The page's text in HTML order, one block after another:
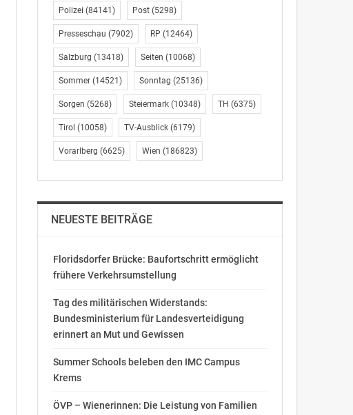
Polizei (84141) Post(5298)
Presseschau (7902) RP (12464)
Salzburg (13418) Seiten (10068)
Sommer(14521) Sonntag (25136)
Sorgen (5268) Steiermark(10348) TH (6375)
Tirol (10058) TV-Ausblick(6179)
Vorarlberg (6625) Wien (186823)
NEUESTE BEITRÄGE
Floridsdorfer Brücke: Baufortschritt ermöglicht
frühere Verkehrsumstellung
Tag des militärischen Widerstands:
Bundesministerium für Landesverteidigung
erinnert an Mut und Gewissen
Summer Schools beleben den IMC Campus
Krems
ÖVP – Wienerinnen: Die Leistung von Familien